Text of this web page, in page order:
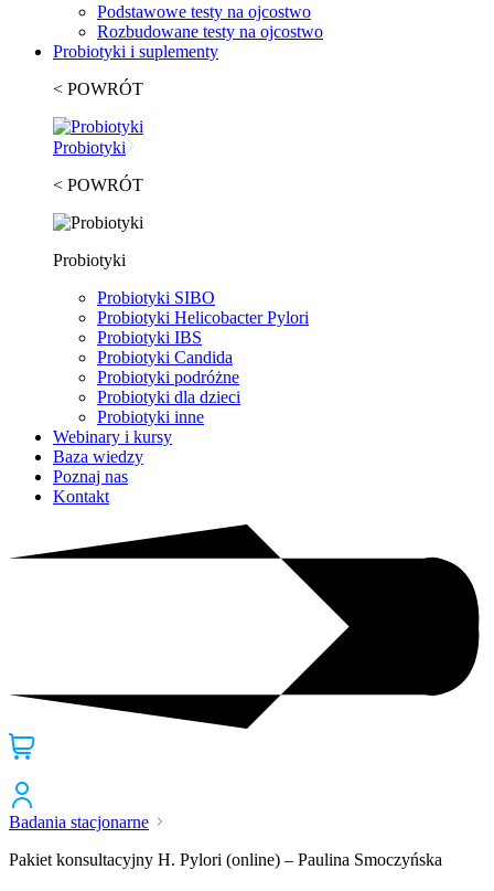
Podstawowe testy na ojcostwo
Rozbudowane testy na ojcostwo
Probiotyki i suplementy
< POWRÓT
Probiotyki
< POWRÓT
Probiotyki
Probiotyki SIBO
Probiotyki Helicobacter Pylori
Probiotyki IBS
Probiotyki Candida
Probiotyki podróżne
Probiotyki dla dzieci
Probiotyki inne
Webinary i kursy
Baza wiedzy
Poznaj nas
Kontakt
Badania stacjonarne
Pakiet konsultacyjny H. Pylori (online) – Paulina Smoczyńska